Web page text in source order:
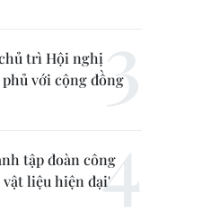
trì Hội nghị
với cộng đồng
tập đoàn công
liệu hiện đại'